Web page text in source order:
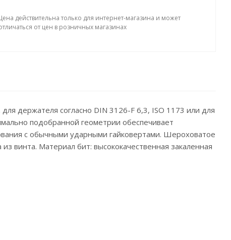
действительна только для интернет-магазина и может
от цен в розничных магазинах
держателя согласно DIN 3126-F 6,3, ISO 1173 или для
подобранной геометрии обеспечивает
с обычными ударными гайковертами. Шероховатое
винта. Материал бит: высококачественная закаленная